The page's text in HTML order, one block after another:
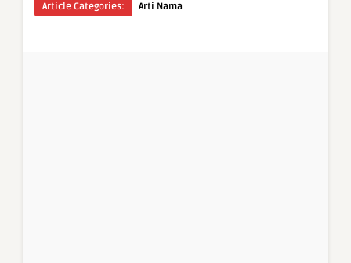
Article Categories:
Arti Nama